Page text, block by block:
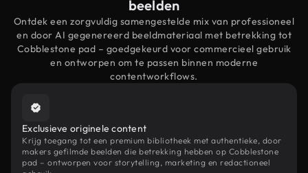
beelden
Ontdek een zorgvuldig samengestelde mix van professioneel
en door AI gegenereerd beeldmateriaal met betrekking tot
Cobblestone pad – goedgekeurd voor commercieel gebruik
en ontworpen om te passen binnen moderne
contentworkflows.
Exclusieve originele content
Krijg toegang tot een premium bibliotheek met authentieke, door
makers gefilmde beelden die betrekking hebben op Cobblestone
pad – ontworpen voor storytelling, marketing en redactioneel